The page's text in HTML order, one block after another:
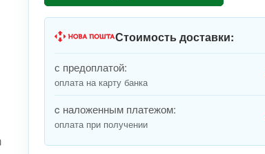
Стоимость доставки:
с предоплатой:
оплата на карту банка
c наложенным платежом:
оплата при получении